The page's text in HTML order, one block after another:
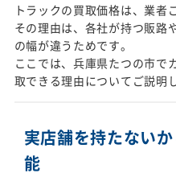
トラックの買取価格は、業者
その理由は、各社が持つ販路
の幅が違うためです。
ここでは、兵庫県たつの市で
取できる理由についてご説明
実店舗を持たない
能